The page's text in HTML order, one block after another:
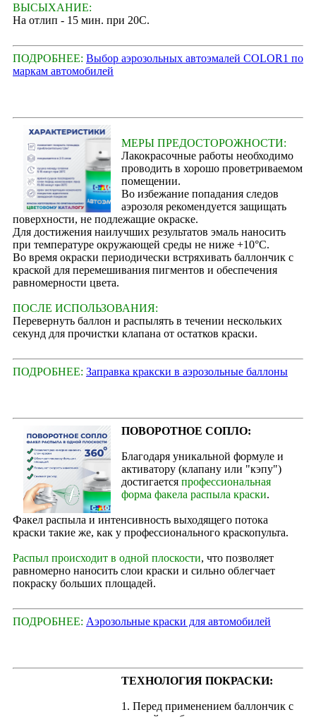
ВЫСЫХАНИЕ:
На отлип - 15 мин. при 20С.
ПОДРОБНЕЕ: Выбор аэрозольных автоэмалей COLOR1 по
маркам автомобилей
МЕРЫ ПРЕДОСТОРОЖНОСТИ:
Лакокрасочные работы необходимо
проводить в хорошо проветриваемом
помещении.
Во избежание попадания следов
аэрозоля рекомендуется защищать
поверхности, не подлежащие окраске.
Для достижения наилучших результатов эмаль наносить
при температуре окружающей среды не ниже +10°С.
Во время окраски периодически встряхивать баллончик с
краской для перемешивания пигментов и обеспечения
равномерности цвета.
ПОСЛЕ ИСПОЛЬЗОВАНИЯ:
Перевернуть баллон и распылять в течении нескольких
секунд для прочистки клапана от остатков краски.
ПОДРОБНЕЕ: Заправка кракски в аэрозольные баллоны
ПОВОРОТНОЕ СОПЛО:
Благодаря уникальной формуле и
активатору (клапану или "кэпу")
достигается профессиональная
форма факела распыла краски.
Факел распыла и интенсивность выходящего потока
краски такие же, как у профессионального краскопульта.
Распыл происходит в одной плоскости, что позволяет
равномерно наносить слои краски и сильно облегчает
покраску больших площадей.
ПОДРОБНЕЕ: Аэрозольные краски для автомобилей
ТЕХНОЛОГИЯ ПОКРАСКИ:
1. Перед применением баллончик с